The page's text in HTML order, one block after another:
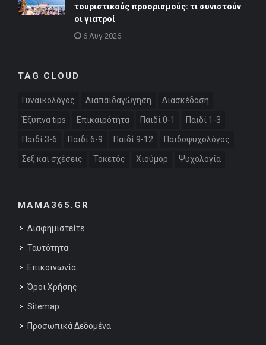
τουριστικούς προορισμούς: τι συνιστούν
οι γιατροί
6 Αυγ 2026
TAG CLOUD
Γυναικολόγος Διαπαιδαγώγηση Διασκέδαση
Έξυπνα tips Επικαιρότητα Παιδί 0-1 Παιδί 1-3
Παιδί 3-6 Παιδί 6-9 Παιδί 9-12 Παιδοψυχολόγος
Σεξ και σχέσεις Τοκετός Χιούμορ Ψυχολογία
MAMA365.GR
Διαφημιστείτε
Ταυτότητα
Επικοινωνία
Όροι Χρήσης
Sitemap
Προσωπικά Δεδομένα